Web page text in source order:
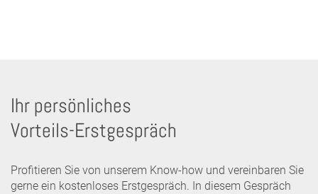
Ihr persönliches
Vorteils-Erstgespräch
Profitieren Sie von unserem Know-how und vereinbaren Sie
gerne ein kostenloses Erstgespräch. In diesem Gespräch